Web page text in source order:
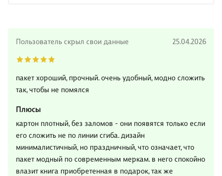
Пользователь скрыл свои данные 25.04.2026
пакет хороший, прочный. очень удобный, модно сложить
так, чтобы не помялся
Плюсы
картон плотный, без заломов - они появятся только если
его сложить не по линии сгиба. дизайн
минималистичный, но праздничный, что означает, что
пакет модный по современным меркам. в него спокойно
влазит книга приобретенная в подарок, так же